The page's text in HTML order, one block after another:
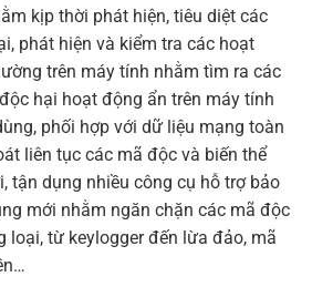
kịp thời phát hiện, tiêu diệt các
phát hiện và kiểm tra các hoạt
trên máy tính nhằm tìm ra các
hại hoạt động ẩn trên máy tính
phối hợp với dữ liệu mạng toàn
liên tục các mã độc và biến thể
tận dụng nhiều công cụ hỗ trợ bảo
mới nhằm ngăn chặn các mã độc
loại, từ keylogger đến lừa đảo, mã